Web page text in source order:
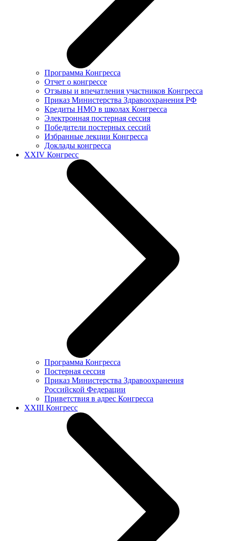
Программа Конгресса
Отчет о конгрессе
Отзывы и впечатления участников Конгресса
Приказ Министерства Здравоохранения РФ
Кредиты НМО в школах Конгресса
Электронная постерная сессия
Победители постерных сессий
Избранные лекции Конгресса
Доклады конгресса
XXIV Конгресс
Программа Конгресса
Постерная сессия
Приказ Министерства Здравоохранения
Российской Федерации
Приветствия в адрес Конгресса
XXIII Конгресс